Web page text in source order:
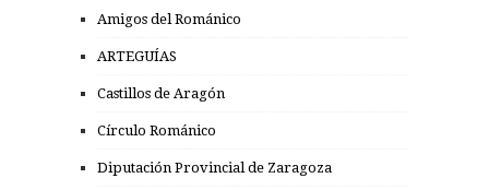
Amigos del Románico
ARTEGUÍAS
Castillos de Aragón
Círculo Románico
Diputación Provincial de Zaragoza